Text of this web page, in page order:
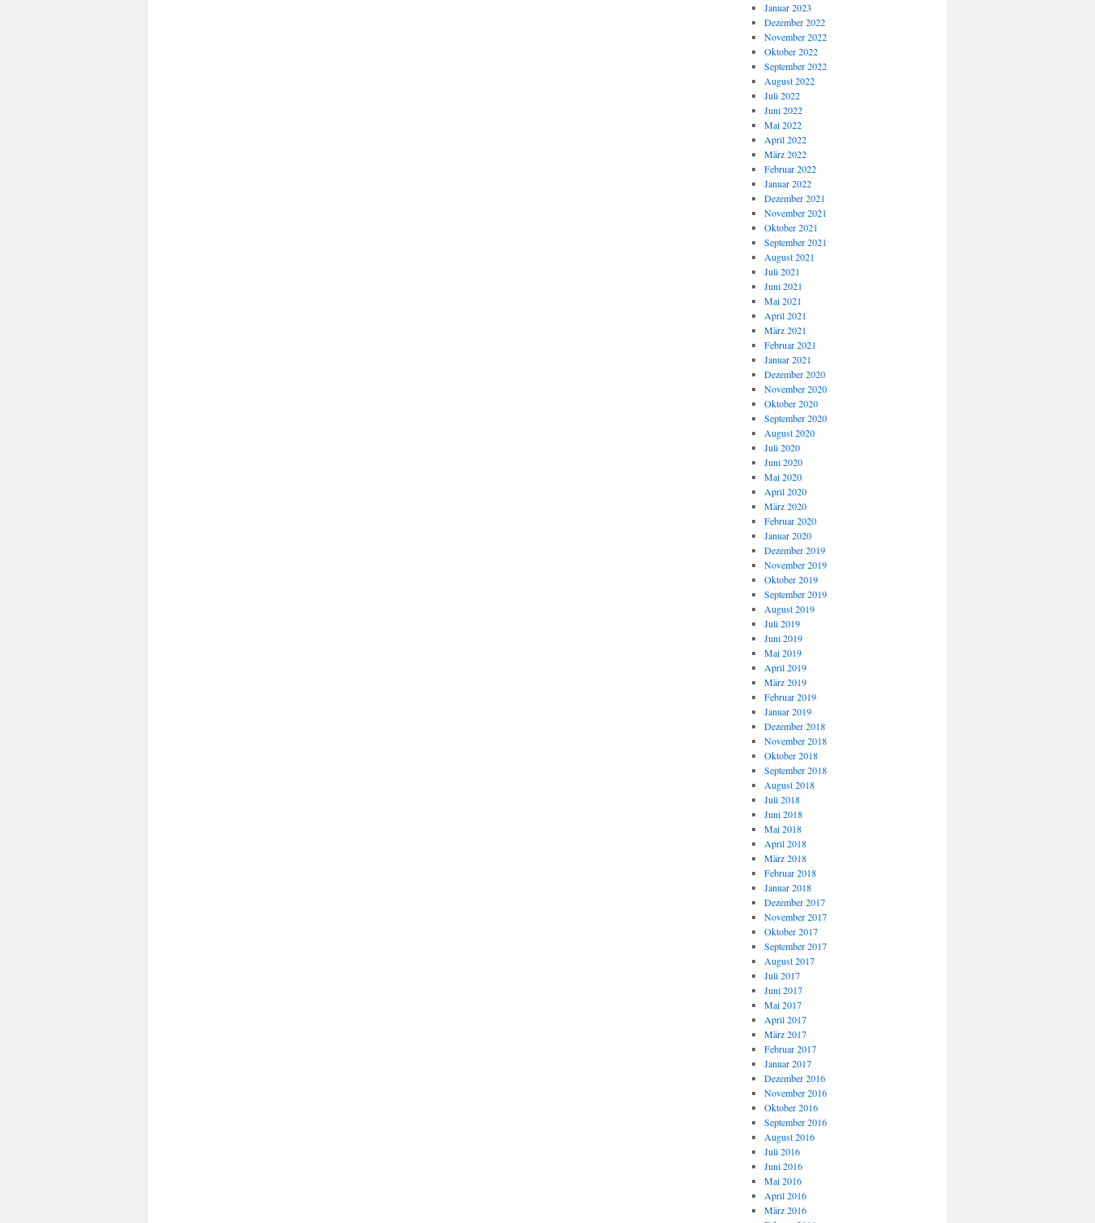
Januar 2023
Dezember 2022
November 2022
Oktober 2022
September 2022
August 2022
Juli 2022
Juni 2022
Mai 2022
April 2022
März 2022
Februar 2022
Januar 2022
Dezember 2021
November 2021
Oktober 2021
September 2021
August 2021
Juli 2021
Juni 2021
Mai 2021
April 2021
März 2021
Februar 2021
Januar 2021
Dezember 2020
November 2020
Oktober 2020
September 2020
August 2020
Juli 2020
Juni 2020
Mai 2020
April 2020
März 2020
Februar 2020
Januar 2020
Dezember 2019
November 2019
Oktober 2019
September 2019
August 2019
Juli 2019
Juni 2019
Mai 2019
April 2019
März 2019
Februar 2019
Januar 2019
Dezember 2018
November 2018
Oktober 2018
September 2018
August 2018
Juli 2018
Juni 2018
Mai 2018
April 2018
März 2018
Februar 2018
Januar 2018
Dezember 2017
November 2017
Oktober 2017
September 2017
August 2017
Juli 2017
Juni 2017
Mai 2017
April 2017
März 2017
Februar 2017
Januar 2017
Dezember 2016
November 2016
Oktober 2016
September 2016
August 2016
Juli 2016
Juni 2016
Mai 2016
April 2016
März 2016